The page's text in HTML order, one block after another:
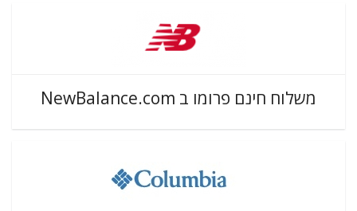
משלוח חינם פרומו ב NewBalance.com